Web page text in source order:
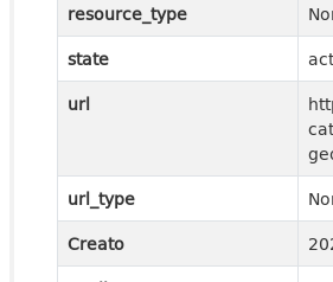
resource_type
state
url
url_type
Creato